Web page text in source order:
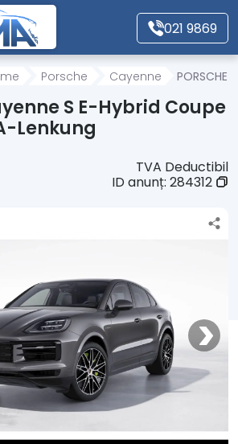
principal
021 9869
Porsche Cayenne
S E-Hybrid Coupe
Lenkung
TVA Deductibil
ID anunț: 284312